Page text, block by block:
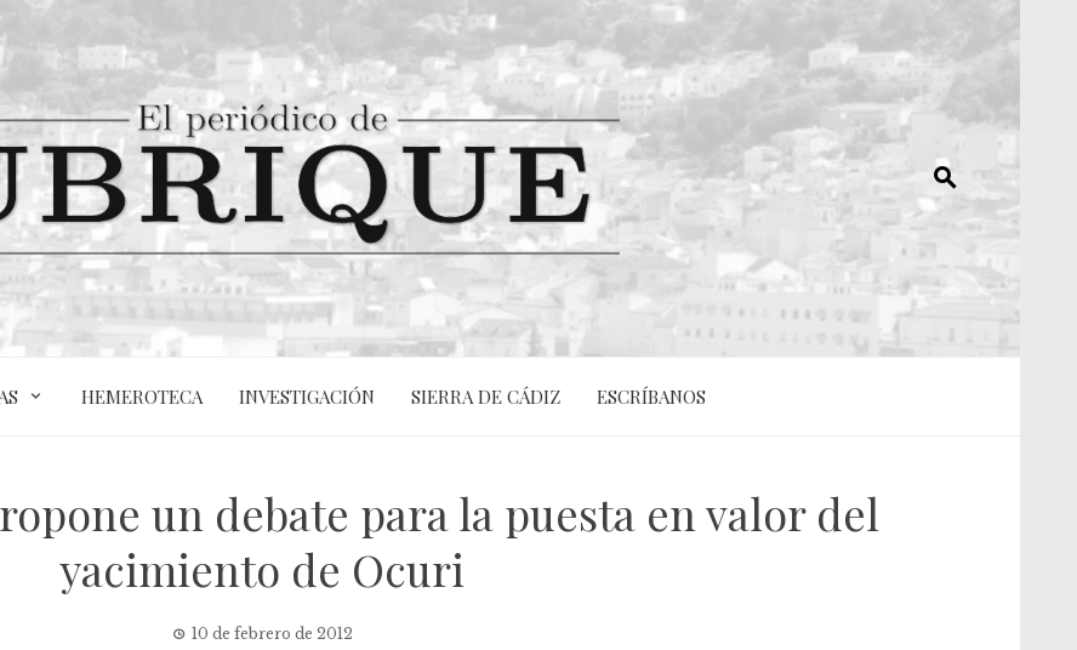
HEMEROTECA INVESTIGACIÓN SIERRA DE CÁDIZ ESCRÍBANOS
un debate para la puesta en valor del
yacimiento de Ocuri
10 de febrero de 2012